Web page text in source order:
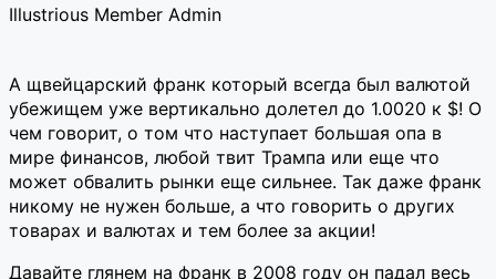
Illustrious Member Admin
А щвейцарский франк который всегда был валютой
убежищем уже вертикально долетел до 1.0020 к $! О
чем говорит, о том что наступает большая опа в
мире финансов, любой твит Трампа или еще что
может обвалить рынки еще сильнее. Так даже франк
никому не нужен больше, а что говорить о других
товарах и валютах и тем более за акции!
Давайте глянем на франк в 2008 году он падал весь